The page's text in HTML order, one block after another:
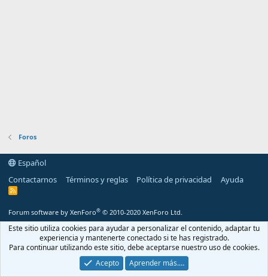
Foros
Español
Contactarnos
Términos y reglas Política de privacidad Ayuda
R
Forum software by XenForo® © 2010-2020 XenForo Ltd.
Este sitio utiliza cookies para ayudar a personalizar el contenido, adaptar tu
experiencia y mantenerte conectado si te has registrado.
Para continuar utilizando este sitio, debe aceptarse nuestro uso de cookies.
Acepto
Aprender más.…